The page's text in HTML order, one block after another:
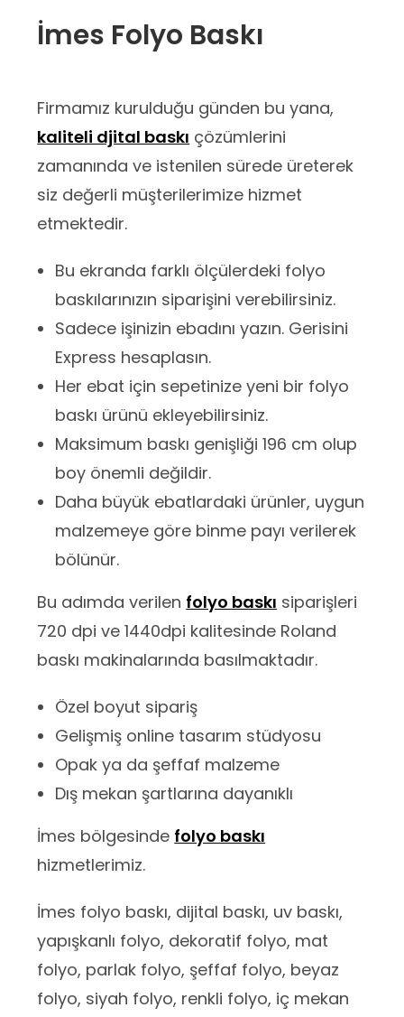
İmes Folyo Baskı
Firmamız kurulduğu günden bu yana,
kaliteli djital baskı çözümlerini
zamanında ve istenilen sürede üreterek
siz değerli müşterilerimize hizmet
etmektedir.
Bu ekranda farklı ölçülerdeki folyo
baskılarınızın siparişini verebilirsiniz.
Sadece işinizin ebadını yazın. Gerisini
Express hesaplasın.
Her ebat için sepetinize yeni bir folyo
baskı ürünü ekleyebilirsiniz.
Maksimum baskı genişliği 196 cm olup
boy önemli değildir.
Daha büyük ebatlardaki ürünler, uygun
malzemeye göre binme payı verilerek
bölünür.
Bu adımda verilen folyo baskı siparişleri
720 dpi ve 1440dpi kalitesinde Roland
baskı makinalarında basılmaktadır.
Özel boyut sipariş
Gelişmiş online tasarım stüdyosu
Opak ya da şeffaf malzeme
Dış mekan şartlarına dayanıklı
İmes bölgesinde folyo baskı
hizmetlerimiz.
İmes folyo baskı, dijital baskı, uv baskı,
yapışkanlı folyo, dekoratif folyo, mat
folyo, parlak folyo, şeffaf folyo, beyaz
folyo, siyah folyo, renkli folyo, iç mekan